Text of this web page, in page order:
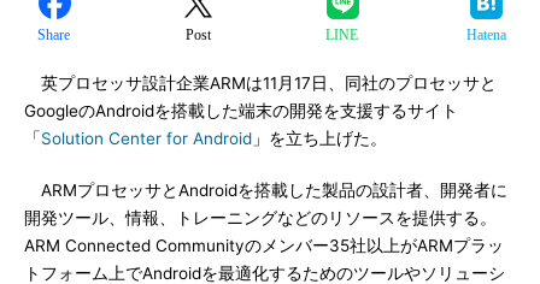
Share Post LINE Hatena
英プロセッサ設計企業ARMは11月17日、同社のプロセッサと
GoogleのAndroidを搭載した端末の開発を支援するサイト
「Solution Center for Android 」を立ち上げた。
ARMプロセッサとAndroidを搭載した製品の設計者、開発者に
開発ツール、情報、トレーニングなどのリソースを提供する。
ARM Connected Communityのメンバー35社以上がARMプラッ
トフォーム上でAndroidを最適化するためのツールやソリューシ